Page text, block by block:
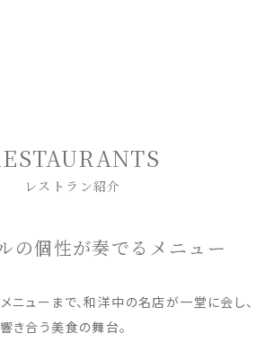
レストラン紹介
の個性が奏でるメニュー
ニューまで、和洋中の名店が一堂に会し、
き合う美食の舞台。